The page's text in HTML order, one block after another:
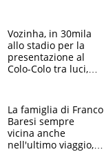
Vozinha, in 30mila
allo stadio per la
presentazione al
Colo-Colo tra luci,
La famiglia di Franco
Baresi sempre
vicina anche
nell'ultimo viaggio,